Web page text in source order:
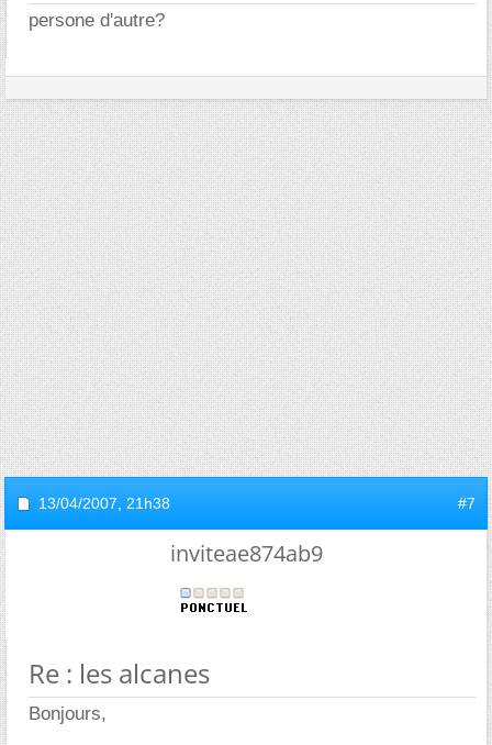
persone d'autre?
13/04/2007, 21h38 #7
inviteae874ab9
Re : les alcanes
Bonjours,